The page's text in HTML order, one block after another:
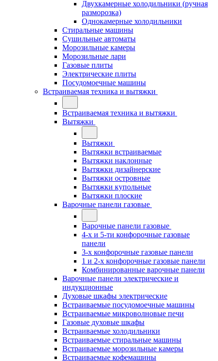
Двухкамерные холодильники (ручная
разморозка)
Однокамерные холодильники
Стиральные машины
Сушильные автоматы
Морозильные камеры
Морозильные лари
Газовые плиты
Электрические плиты
Посудомоечные машины
Встраиваемая техника и вытяжки
Встраиваемая техника и вытяжки
Вытяжки
Вытяжки
Вытяжки встраиваемые
Вытяжки наклонные
Вытяжки дизайнерские
Вытяжки островные
Вытяжки купольные
Вытяжки плоские
Варочные панели газовые
Варочные панели газовые
4-х и 5-ти конфорочные газовые
панели
3-х конфорочные газовые панели
1 и 2-х конфорочные газовые панели
Комбинированные варочные панели
Варочные панели электрические и
индукционные
Духовые шкафы электрические
Встраиваемые посудомоечные машины
Встраиваемые микроволновые печи
Газовые духовые шкафы
Встраиваемые холодильники
Встраиваемые стиральные машины
Встраиваемые морозильные камеры
Встраиваемые кофемашины